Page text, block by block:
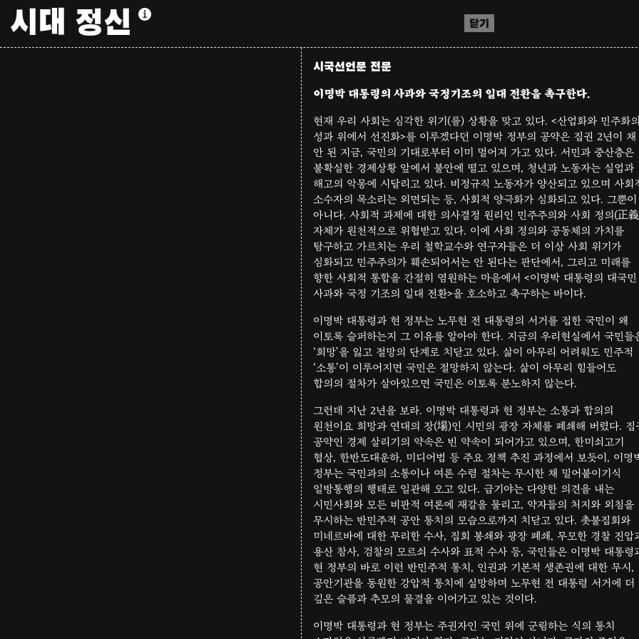
시대 정신 닫기
시국선언문 전문
이명박 대통령의 사과와 국정기조의 일대 전환을 촉구한다.
현재 우리 사회는 심각한 위기(를) 상황을 맞고 있다. <산업화와 민주화의
성과 위에서 선진화>를 이루겠다던 이명박 정부의 공약은 집권 2년이 채
안 된 지금, 국민의 기대로부터 이미 멀어져 가고 있다. 서민과 중산층은
불확실한 경제상황 앞에서 불안에 떨고 있으며, 청년과 노동자는 실업과
해고의 악몽에 시달리고 있다. 비정규직 노동자가 양산되고 있으며 사회
소수자의 목소리는 외면되는 등, 사회적 양극화가 심화되고 있다. 그뿐이
아니다. 사회적 과제에 대한 의사결정 원리인 민주주의와 사회 정의(正
자체가 원천적으로 위협받고 있다. 이에 사회 정의와 공동체의 가치를
탐구하고 가르치는 우리 철학교수와 연구자들은 더 이상 사회 위기가
심화되고 민주주의가 훼손되어서는 안 된다는 판단에서, 그리고 미래를
향한 사회적 통합을 간절히 염원하는 마음에서 <이명박 대통령의 대국민
사과와 국정 기조의 일대 전환>을 호소하고 촉구하는 바이다.
이명박 대통령과 현 정부는 노무현 전 대통령의 서거를 접한 국민이 왜
이토록 슬퍼하는지 그 이유를 알아야 한다. 지금의 우리현실에서 국민들
‘희망’을 잃고 절망의 단계로 치닫고 있다. 삶이 아무리 어려워도 민주적
‘소통’이 이루어지면 국민은 절망하지 않는다. 삶이 아무리 힘들어도
합의의 절차가 살아있으면 국민은 이토록 분노하지 않는다.
그런데 지난 2년을 보라. 이명박 대통령과 현 정부는 소통과 합의의
원천이요 희망과 연대의 장(場)인 시민의 광장 자체를 폐쇄해 버렸다. 집
공약인 경제 살리기의 약속은 빈 약속이 되어가고 있으며, 한미쇠고기
협상, 한반도대운하, 미디어법 등 주요 정책 추진 과정에서 보듯이, 이명
정부는 국민과의 소통이나 여론 수렴 절차는 무시한 채 밀어붙이기식
일방통행의 행태로 일관해 오고 있다. 급기야는 다양한 의견을 내는
시민사회와 모든 비판적 여론에 재갈을 물리고, 약자들의 처지와 외침을
무시하는 반민주적 공안 통치의 모습으로까지 치닫고 있다. 촛불집회와
미네르바에 대한 무리한 수사, 집회 봉쇄와 광장 폐쇄, 무모한 경찰 진압
용산 참사, 검찰의 모르쇠 수사와 표적 수사 등, 국민들은 이명박 대통령
현 정부의 바로 이런 반민주적 통치, 인권과 기본적 생존권에 대한 무시,
공안기관을 동원한 강압적 통치에 실망하며 노무현 전 대통령 서거에 더
깊은 슬픔과 추모의 물결을 이어가고 있는 것이다.
이명박 대통령과 현 정부는 주권자인 국민 위에 군림하는 식의 통치